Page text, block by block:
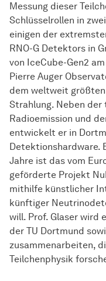
Messung dieser
Schlüsselrollen in
einigen der
RNO-G Detektors in
von IceCube-Gen2
Pierre Auger
dem weltweit
Strahlung. Neben
Radioemission und
entwickelt er in
Detektionshardware.
Jahre ist das vom
geförderte Projekt
mithilfe künstlicher
künftiger
will. Prof. Glaser wird
der TU Dortmund
zusammenarbeiten,
Teilchenphysik